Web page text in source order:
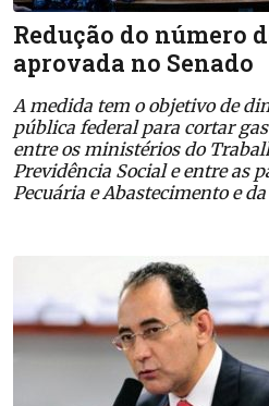
Redução do número
aprovada no Senado
A medida tem o objetivo de
pública federal para cortar
entre os ministérios do
Previdência Social e entre as
Pecuária e Abastecimento e